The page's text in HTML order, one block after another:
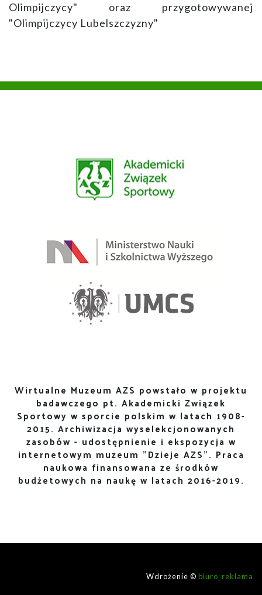
Olimpijczycy" oraz przygotowywanej
"Olimpijczycy Lubelszczyzny"
Wirtualne Muzeum AZS powstało w projektu
badawczego pt. Akademicki Związek
Sportowy w sporcie polskim w latach 1908-
2015. Archiwizacja wyselekcjonowanych
zasobów - udostępnienie i ekspozycja w
internetowym muzeum "Dzieje AZS". Praca
naukowa finansowana ze środków
budżetowych na naukę w latach 2016-2019.
Wdrożenie © biuro_reklama